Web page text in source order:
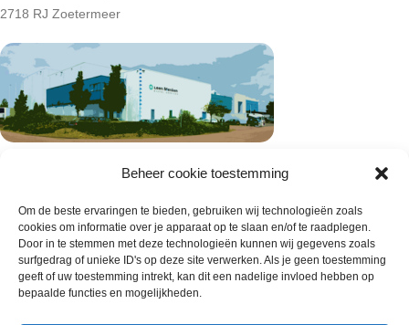
Beheer cookie toestemming
Om de beste ervaringen te bieden, gebruiken wij technologieën zoals
cookies om informatie over je apparaat op te slaan en/of te raadplegen.
Door in te stemmen met deze technologieën kunnen wij gegevens zoals
surfgedrag of unieke ID's op deze site verwerken. Als je geen toestemming
geeft of uw toestemming intrekt, kan dit een nadelige invloed hebben op
bepaalde functies en mogelijkheden.
2718 RJ Zoetermeer